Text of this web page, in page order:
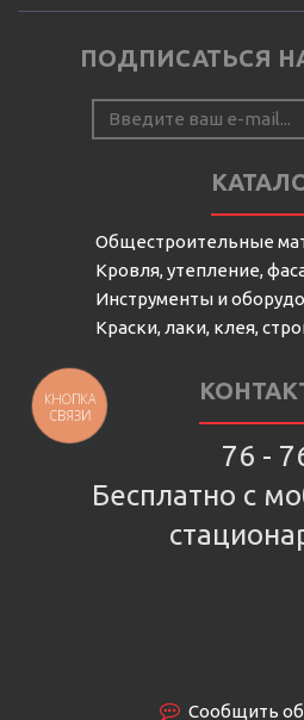
ПОДПИСАТЬСЯ
Общестроительные
Кровля, утепление,
Инструменты и
Краски, лаки, клея,
76 -
Бесплатно с
Сообщить
КНОПКА
СВЯЗИ